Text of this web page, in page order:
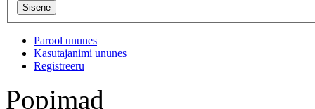
Parool ununes
Kasutajanimi ununes
Registreeru
Popimad